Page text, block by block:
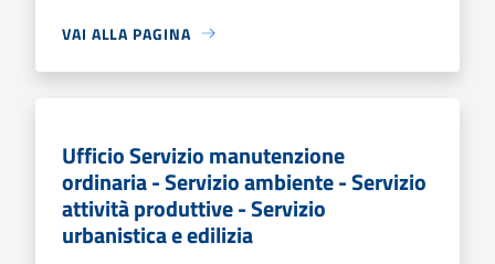
VAI ALLA PAGINA
Ufficio Servizio manutenzione
ordinaria - Servizio ambiente - Servizio
attività produttive - Servizio
urbanistica e edilizia